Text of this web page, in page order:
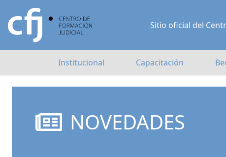
Sitio oficial del
Institucional Capacitación
NOVEDADES